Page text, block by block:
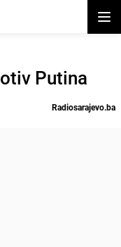
Putina
Radiosarajevo.ba